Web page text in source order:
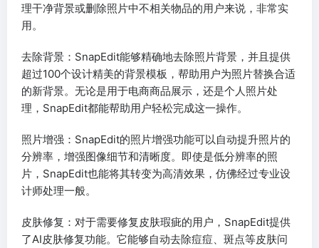
理干净背景或删除照片中不相关物品的用户来说，非常实
用。
去除背景：SnapEdit能够精确地去除照片背景，并且提供
超过100个设计精美的背景模板，帮助用户为照片替换合适
的新背景。无论是用于电商商品展示，还是个人照片处
理，SnapEdit都能帮助用户轻松完成这一操作。
照片增强：SnapEdit的照片增强功能可以自动提升照片的
分辨率，增强图像细节和清晰度。即使是低分辨率的照
片，SnapEdit也能将其转变为高清效果，仿佛经过专业设
计师处理一般。
皮肤修复：对于需要修复皮肤瑕疵的用户，SnapEdit提供
了AI皮肤修复功能。它能够自动去除痘痘、斑点等皮肤问